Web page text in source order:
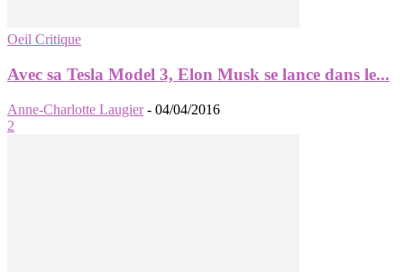
Oeil Critique
Avec sa Tesla Model 3, Elon Musk se lance dans le...
Anne-Charlotte Laugier - 04/04/2016
2